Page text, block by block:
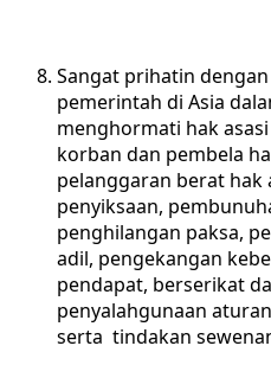
Sangat prihatin
pemerintah di Asia
menghormati hak
korban dan pembela
pelanggaran berat hak
penyiksaan,
penghilangan paksa,
adil, pengekangan
pendapat, berserikat
penyalahgunaan
serta tindakan